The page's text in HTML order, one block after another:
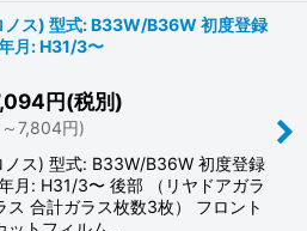
ノス) 型式: B33W/B36W 初度登録
月: H31/3〜
円(税別)
～7,804円)
ス) 型式: B33W/B36W 初度登録
月: H31/3〜 後部 （リヤドアガラ
ス 合計ガラス枚数3枚） フロント